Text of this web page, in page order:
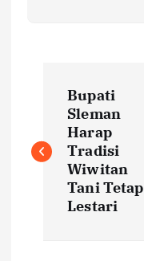
s
Bupati
Sleman
Harap
Tradisi
Wiwitan
Tani Tetap
Lestari